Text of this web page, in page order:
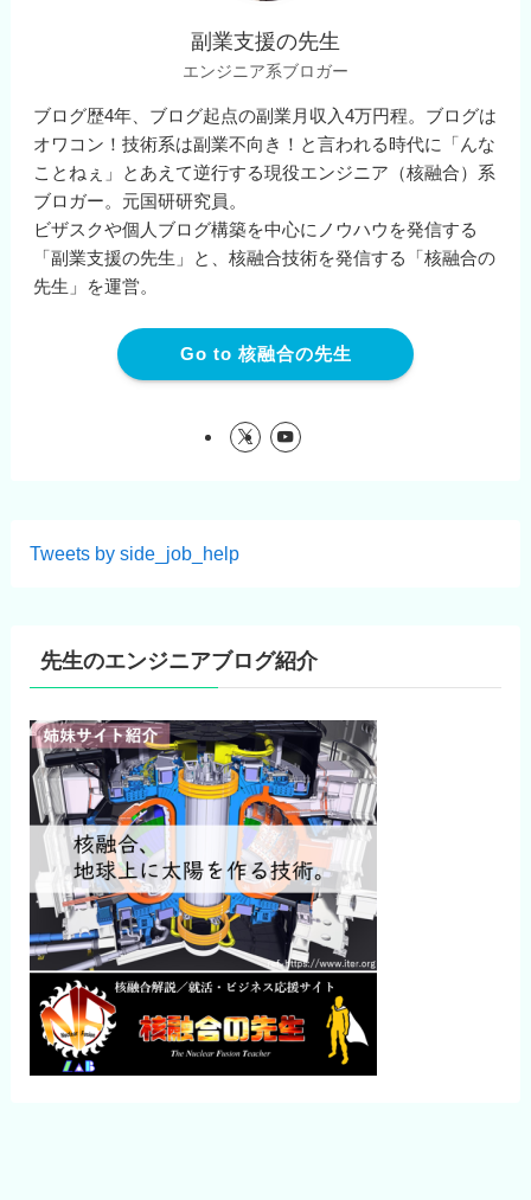
副業支援の先生
エンジニア系ブロガー
ブログ歴4年、ブログ起点の副業月収入4万円程。ブログは
オワコン！技術系は副業不向き！と言われる時代に「んな
ことねぇ」とあえて逆行する現役エンジニア（核融合）系
ブロガー。元国研研究員。
ビザスクや個人ブログ構築を中心にノウハウを発信する
「副業支援の先生」と、核融合技術を発信する「核融合の
先生」を運営。
Go to 核融合の先生
Tweets by side_job_help
先生のエンジニアブログ紹介